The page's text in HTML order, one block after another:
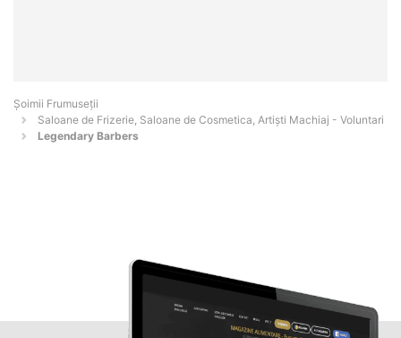
Șoimii Frumuseții
Saloane de Frizerie, Saloane de Cosmetica, Artiști Machiaj - Voluntari
Legendary Barbers